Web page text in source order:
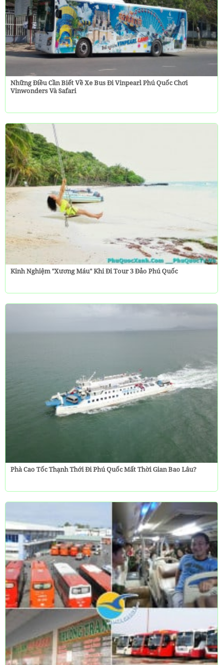
Những Điều Cần Biết Về Xe Bus Đi Vinpearl Phú Quốc Chơi
Vinwonders Và Safari
Kinh Nghiệm "Xương Máu" Khi Đi Tour 3 Đảo Phú Quốc
Phà Cao Tốc Thạnh Thới Đi Phú Quốc Mất Thời Gian Bao Lâu?